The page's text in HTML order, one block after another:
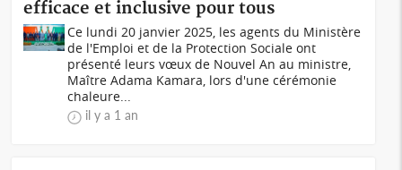
efficace et inclusive pour tous
Ce lundi 20 janvier 2025, les agents du Ministère
de l'Emploi et de la Protection Sociale ont
présenté leurs vœux de Nouvel An au ministre,
Maître Adama Kamara, lors d'une cérémonie
chaleure...
il y a 1 an